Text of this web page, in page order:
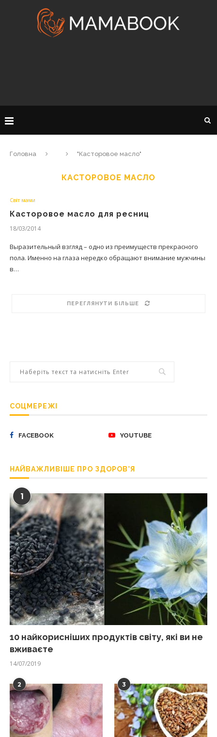
Головна "Касторовое масло"
КАСТОРОВОЕ МАСЛО
Світ мами
Касторовое масло для ресниц
18/03/2014
Выразительный взгляд – одно из преимуществ прекрасного
пола. Именно на глаза нередко обращают внимание мужчины
в…
ПЕРЕГЛЯНУТИ БІЛЬШЕ
СОЦМЕРЕЖІ
FACEBOOK YOUTUBE
НАЙВАЖЛИВІШЕ ПРО ЗДОРОВ’Я
1
10 найкорисніших продуктів світу, які ви не
вживаєте
14/07/2019
2 3